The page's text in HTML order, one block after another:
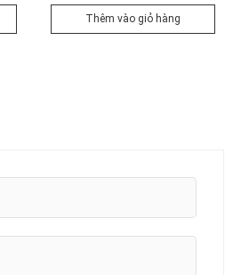
gốc
là:
hiện
tại
gốc
là:
hiện
tại
Thêm vào giỏ hàng